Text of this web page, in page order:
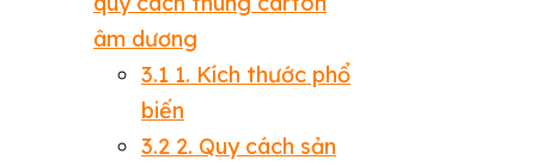
âm dương
3.1 1. Kích thước phổ
biến
3.2 2. Quy cách sản